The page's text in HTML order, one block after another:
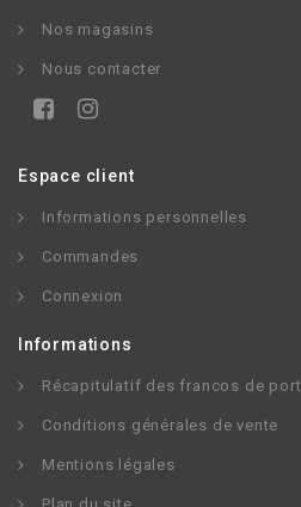
Nos magasins
Nous contacter
Espace client
Informations personnelles
Commandes
Connexion
Informations
Récapitulatif des francos de port
Conditions générales de vente
Mentions légales